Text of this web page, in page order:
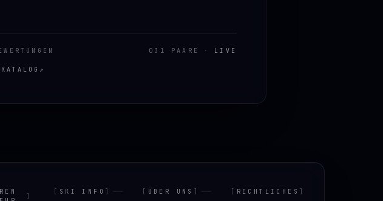
031 PAARE · LIVE
↗
]
[ SKI INFO ] [ ÜBER UNS ] [ RECHTLICHES ]